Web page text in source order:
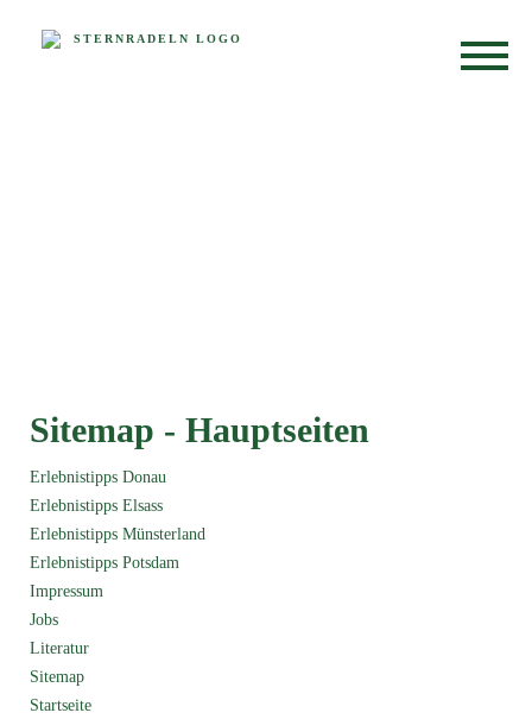
Sitemap - Hauptseiten
Erlebnistipps Donau
Erlebnistipps Elsass
Erlebnistipps Münsterland
Erlebnistipps Potsdam
Impressum
Jobs
Literatur
Sitemap
Startseite